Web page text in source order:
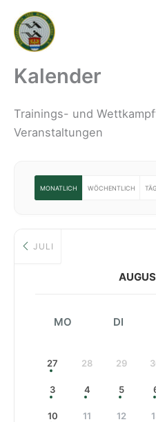
Inhalt
springen
Kalender
Trainings- und
Veranstaltungen
MONATLICH WÖCHENTLICH
JULI
MO DI
27 28 29
3 4 5
10 11 12